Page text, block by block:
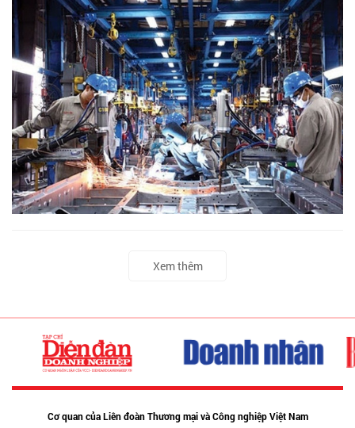
Xem thêm
Cơ quan của Liên đoàn Thương mại và Công nghiệp Việt Nam